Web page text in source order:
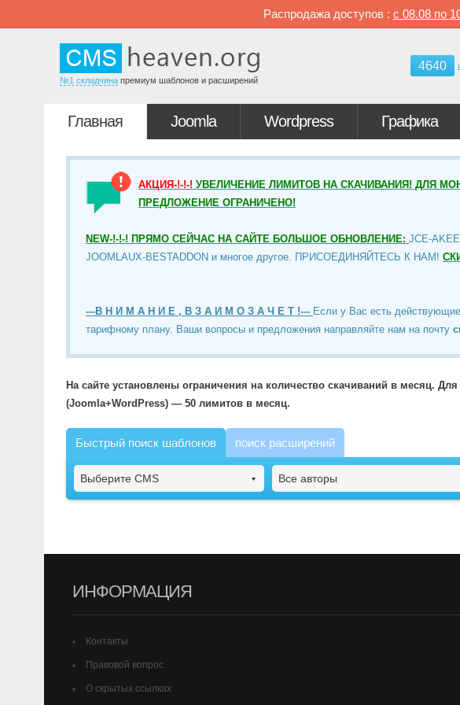
Распродажа доступов : с 08.08 по
№1 складчина премиум шаблонов и расширений
4640
Главная Joomla Wordpress Графика
АКЦИЯ-!-!-! УВЕЛИЧЕНИЕ ЛИМИТОВ НА СКАЧИВАНИЯ! ДЛЯ
ПРЕДЛОЖЕНИЕ ОГРАНИЧЕНО!
NEW-!-!-! ПРЯМО СЕЙЧАС НА САЙТЕ БОЛЬШОЕ ОБНОВЛЕНИЕ: JCE-
JOOMLAUX-BESTADDON и многое другое. ПРИСОЕДИНЯЙТЕСЬ К НАМ!
---В Н И М А Н И Е , В З А И М О З А Ч Е Т !--- Если у Вас есть
тарифному плану. Ваши вопросы и предложения направляйте нам на почту
На сайте установлены ограничения на количество скачиваний в месяц.
(Joomla+WordPress) — 50 лимитов в месяц.
Быстрый поиск шаблонов поиск расширений
Выберите CMS Все авторы
ИНФОРМАЦИЯ
Контакты
Правовой вопрос
О скрытых ссылках
Логин